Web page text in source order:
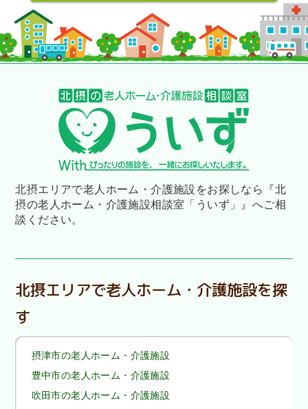
北摂エリアで老人ホーム・介護施設をお探しなら
『北
摂の老人ホーム・介護施設相談室「ういず」』へご相
談ください。
北摂エリアで老人ホーム・介護施設を探
す
摂津市の老人ホーム・介護施設
豊中市の老人ホーム・介護施設
吹田市の老人ホーム・介護施設